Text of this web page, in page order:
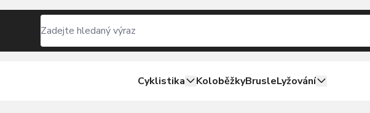
Cyklistika KoloběžkyBrusleLyžování